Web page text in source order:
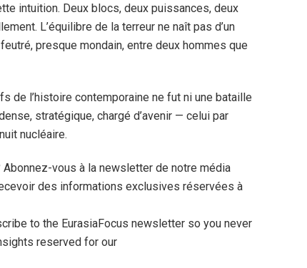
intuition. Deux blocs, deux puissances, deux
L’équilibre de la terreur ne naît pas d’un
presque mondain, entre deux hommes que
de l’histoire contemporaine ne fut ni une bataille
stratégique, chargé d’avenir — celui par
nucléaire.
vous à la newsletter de notre média
des informations exclusives réservées à
to the EurasiaFocus newsletter so you never
reserved for our